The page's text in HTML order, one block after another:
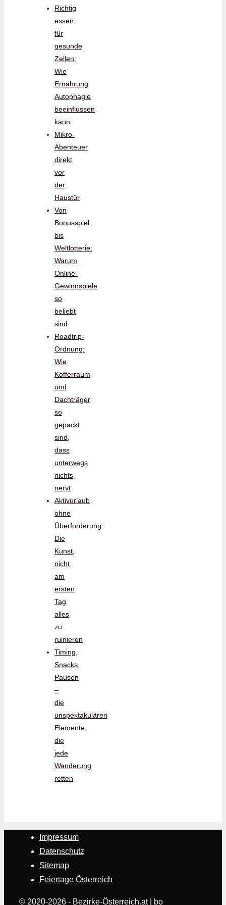
Richtig
essen
für
gesunde
Zellen:
Wie
Ernährung
Autophagie
beeinflussen
kann
Mikro-
Abenteuer
direkt
vor
der
Haustür
Von
Bonusspiel
bis
Weltlotterie:
Warum
Online-
Gewinnspiele
so
beliebt
sind
Roadtrip-
Ordnung:
Wie
Kofferraum
und
Dachträger
so
gepackt
sind,
dass
unterwegs
nichts
nervt
Aktivurlaub
ohne
Überforderung:
Die
Kunst,
nicht
am
ersten
Tag
alles
zu
ruinieren
Timing,
Snacks,
Pausen
–
die
unspektakulären
Elemente,
die
jede
Wanderung
retten
Impressum
Datenschutz
Sitemap
Feiertage Österreich
© 2020-2026 - Bezirke-Österreich.at | bo